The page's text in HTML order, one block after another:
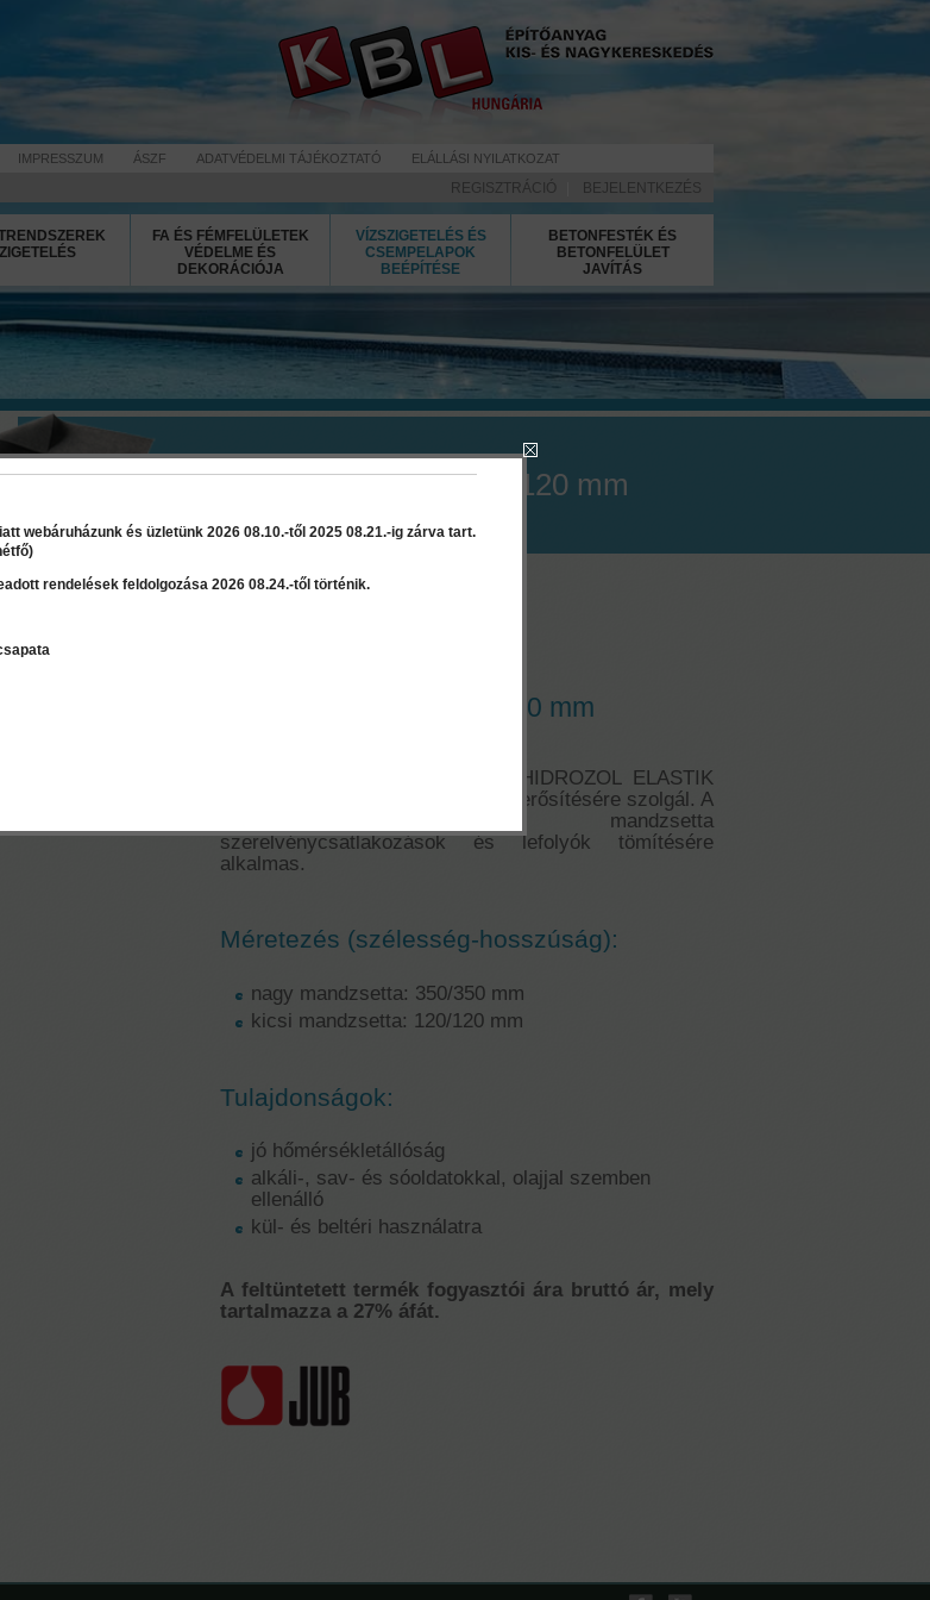
IMPRESSZUM ÁSZF ADATVÉDELMI TÁJÉKOZTATÓ
ELÁLLÁSI NYILATKOZAT
REGISZTRÁCIÓ BEJELENTKEZÉS
FA ÉS FÉMFELÜLETEK
VÉDELME ÉS
DEKORÁCIÓJA
VÍZSZIGETELÉS ÉS
CSEMPELAPOK
BEÉPÍTÉSE
BETONFESTÉK ÉS
BETONFELÜLET
JAVÍTÁS
Hidrozol mandzsetta 120 mm
Hidrozol mandzsetta - 120 mm
A HIDROZOL MANDZSETTA a HIDROZOL ELASTIK
rugalmas vízszigetelő anyag megerősítésére szolgál. A
Hidrozol rugalmas mandzsetta
szerelvénycsatlakozások és lefolyók tömítésére
alkalmas.
Méretezés (szélesség-hosszúság):
nagy mandzsetta: 350/350 mm
kicsi mandzsetta: 120/120 mm
Tulajdonságok:
jó hőmérsékletállóság
alkáli-, sav- és sóoldatokkal, olajjal szemben
ellenálló
kül- és beltéri használatra
A feltüntetett termék fogyasztói ára bruttó ár, mely
tartalmazza a 27% áfát.
webáruházunk és üzletünk 2026 08.10.-től 2025 08.21.-ig zárva tart.
rendelések feldolgozása 2026 08.24.-től történik.